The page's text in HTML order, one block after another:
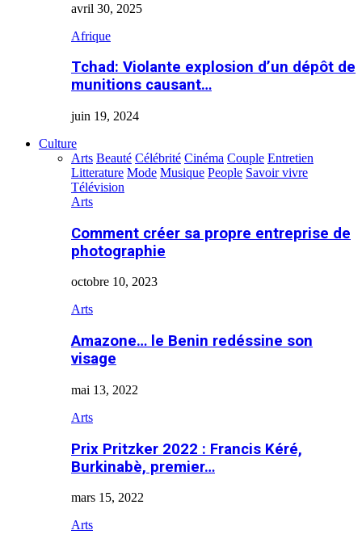
avril 30, 2025
Afrique
Tchad: Violante explosion d’un dépôt de
munitions causant…
juin 19, 2024
Culture
Arts Beauté Célébrité Cinéma Couple Entretien
Litterature Mode Musique People Savoir vivre
Télévision
Arts
Comment créer sa propre entreprise de
photographie
octobre 10, 2023
Arts
Amazone… le Benin redéssine son
visage
mai 13, 2022
Arts
Prix Pritzker 2022 : Francis Kéré,
Burkinabè, premier…
mars 15, 2022
Arts